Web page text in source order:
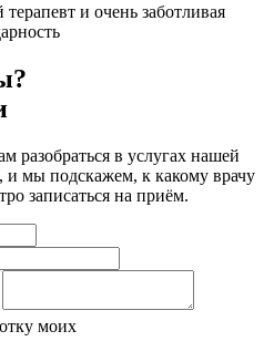
и очень заботливая
разобраться в услугах нашей
мы подскажем, к какому врачу
записаться на приём.
моих